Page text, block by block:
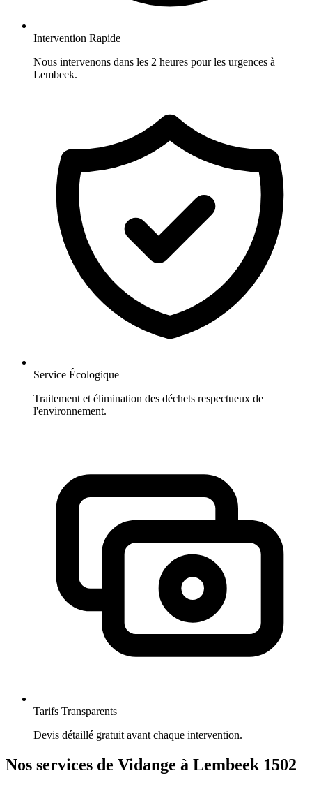
Intervention Rapide
Nous intervenons dans les 2 heures pour les urgences à
Lembeek.
Service Écologique
Traitement et élimination des déchets respectueux de
l'environnement.
Tarifs Transparents
Devis détaillé gratuit avant chaque intervention.
Nos services de Vidange à Lembeek 1502